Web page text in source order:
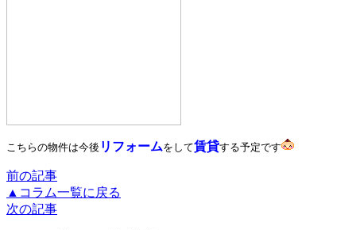
こちらの物件は今後 リフォームをして賃貸する予定です
前の記事
▲コラム一覧に戻る
次の記事